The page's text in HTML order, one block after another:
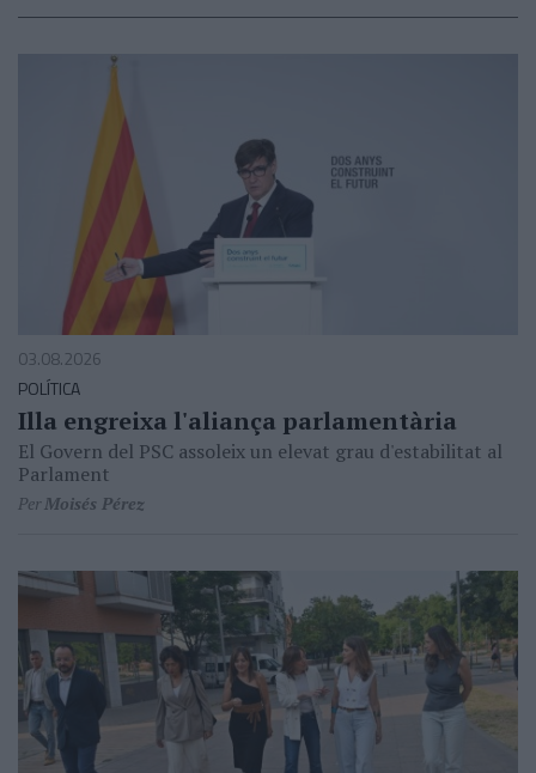
03.08.2026
POLÍTICA
Illa engreixa l'aliança parlamentària
El Govern del PSC assoleix un elevat grau d'estabilitat al
Parlament
PerMoisés Pérez